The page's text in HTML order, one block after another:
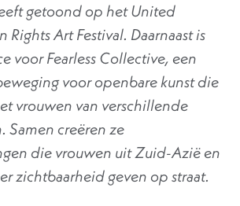
getoond op het United
Rights Art Festival. Daarnaast is
voor Fearless Collective, een
voor openbare kunst die
vrouwen van verschillende
Samen creëren ze
die vrouwen uit Zuid-Azië en
zichtbaarheid geven op straat.